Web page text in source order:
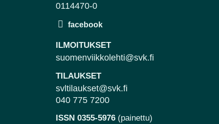
0114470-0
ILMOITUKSET
suomenviikkolehti@svk.fi
TILAUKSET
svltilaukset@svk.fi
040 775 7200
ISSN 0355-5976 (painettu)